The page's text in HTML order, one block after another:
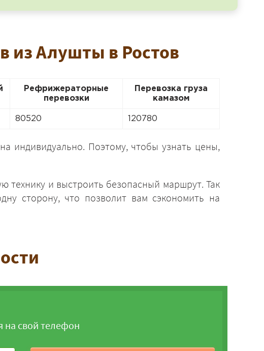
из Алушты в Ростов
Рефрижераторные
перевозки
Перевозка груза
камазом
80520 120780
индивидуально. Поэтому, чтобы узнать цены,
технику и выстроить безопасный маршрут. Так
сторону, что позволит вам сэкономить на
на свой телефон